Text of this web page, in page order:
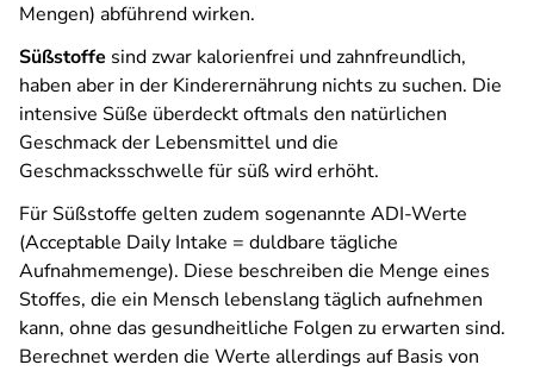
Mengen) abführend wirken.
Süßstoffe sind zwar kalorienfrei und zahnfreundlich,
haben aber in der Kinderernährung nichts zu suchen. Die
intensive Süße überdeckt oftmals den natürlichen
Geschmack der Lebensmittel und die
Geschmacksschwelle für süß wird erhöht.
Für Süßstoffe gelten zudem sogenannte ADI-Werte
(Acceptable Daily Intake = duldbare tägliche
Aufnahmemenge). Diese beschreiben die Menge eines
Stoffes, die ein Mensch lebenslang täglich aufnehmen
kann, ohne das gesundheitliche Folgen zu erwarten sind.
Berechnet werden die Werte allerdings auf Basis von